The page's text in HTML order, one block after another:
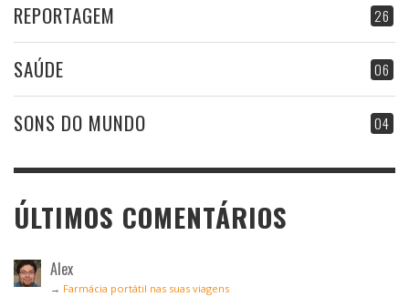
26
REPORTAGEM
06
SAÚDE
04
SONS DO MUNDO
ÚLTIMOS COMENTÁRIOS
Alex
→ Farmácia portátil nas suas viagens